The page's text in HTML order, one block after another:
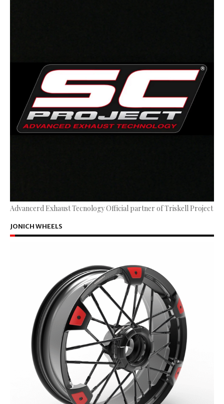
Advancerd Exhaust Tecnology Official partner of Triskell Project
JONICH WHEELS